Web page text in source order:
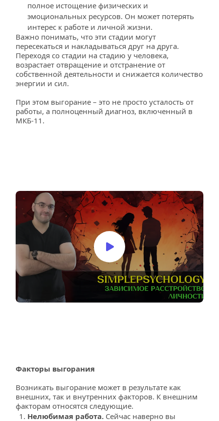
полное истощение физических и
эмоциональных ресурсов. Он может потерять
интерес к работе и личной жизни.
Важно понимать, что эти стадии могут
пересекаться и накладываться друг на друга.
Переходя со стадии на стадию у человека,
возрастает отвращение и отстранение от
собственной деятельности и снижается количество
энергии и сил.
При этом выгорание – это не просто усталость от
работы, а полноценный диагноз, включенный в
МКБ-11.
Факторы выгорания
Возникать выгорание может в результате как
внешних, так и внутренних факторов. К внешним
факторам относятся следующие.
Нелюбимая работа. Сейчас наверно вы